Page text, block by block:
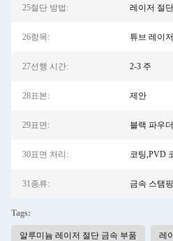
25절단 방법: 레이저 절단
26항목: 튜브 레이
27선행 시간: 2-3 주
28표본: 제안
29표면: 블랙 파우
30표면 처리: 코팅,PVD
31종류: 금속 스탬
Tags:
알루미늄 레이저 절단 금속 부품 레